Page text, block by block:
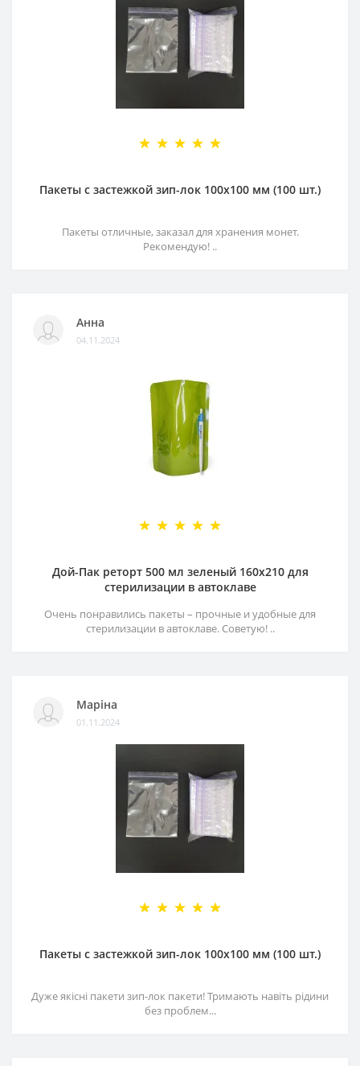
Пакеты с застежкой зип-лок 100х100 мм (100 шт.)
Пакеты отличные, заказал для хранения монет.
Рекомендую! ..
Анна
04.11.2024
Дой-Пак реторт 500 мл зеленый 160х210 для
стерилизации в автоклаве
Очень понравились пакеты – прочные и удобные для
стерилизации в автоклаве. Советую! ..
Маріна
01.11.2024
Пакеты с застежкой зип-лок 100х100 мм (100 шт.)
Дуже якісні пакети зип-лок пакети! Тримають навіть рідини
без проблем...